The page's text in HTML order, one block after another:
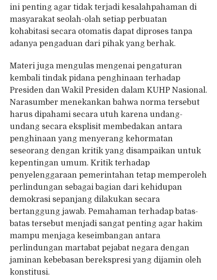
ini penting agar tidak terjadi kesalahpahaman di
masyarakat seolah-olah setiap perbuatan
kohabitasi secara otomatis dapat diproses tanpa
adanya pengaduan dari pihak yang berhak.
Materi juga mengulas mengenai pengaturan
kembali tindak pidana penghinaan terhadap
Presiden dan Wakil Presiden dalam KUHP Nasional.
Narasumber menekankan bahwa norma tersebut
harus dipahami secara utuh karena undang-
undang secara eksplisit membedakan antara
penghinaan yang menyerang kehormatan
seseorang dengan kritik yang disampaikan untuk
kepentingan umum. Kritik terhadap
penyelenggaraan pemerintahan tetap memperoleh
perlindungan sebagai bagian dari kehidupan
demokrasi sepanjang dilakukan secara
bertanggung jawab. Pemahaman terhadap batas-
batas tersebut menjadi sangat penting agar hakim
mampu menjaga keseimbangan antara
perlindungan martabat pejabat negara dengan
jaminan kebebasan berekspresi yang dijamin oleh
konstitusi.